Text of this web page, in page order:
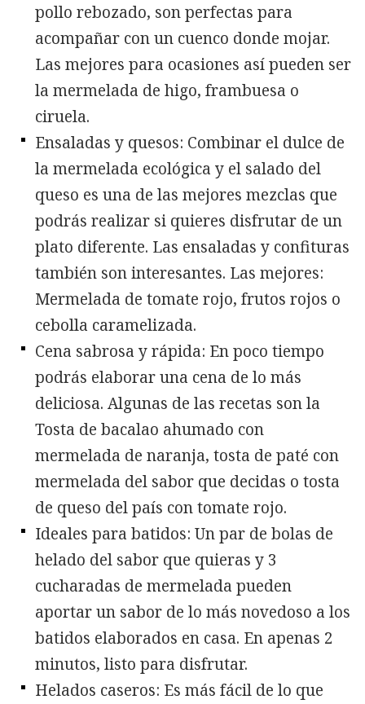
pollo rebozado, son perfectas para
acompañar con un cuenco donde mojar.
Las mejores para ocasiones así pueden ser
la mermelada de higo, frambuesa o
ciruela.
Ensaladas y quesos: Combinar el dulce de
la mermelada ecológica y el salado del
queso es una de las mejores mezclas que
podrás realizar si quieres disfrutar de un
plato diferente. Las ensaladas y confituras
también son interesantes. Las mejores:
Mermelada de tomate rojo, frutos rojos o
cebolla caramelizada.
Cena sabrosa y rápida: En poco tiempo
podrás elaborar una cena de lo más
deliciosa. Algunas de las recetas son la
Tosta de bacalao ahumado con
mermelada de naranja, tosta de paté con
mermelada del sabor que decidas o tosta
de queso del país con tomate rojo.
Ideales para batidos: Un par de bolas de
helado del sabor que quieras y 3
cucharadas de mermelada pueden
aportar un sabor de lo más novedoso a los
batidos elaborados en casa. En apenas 2
minutos, listo para disfrutar.
Helados caseros: Es más fácil de lo que